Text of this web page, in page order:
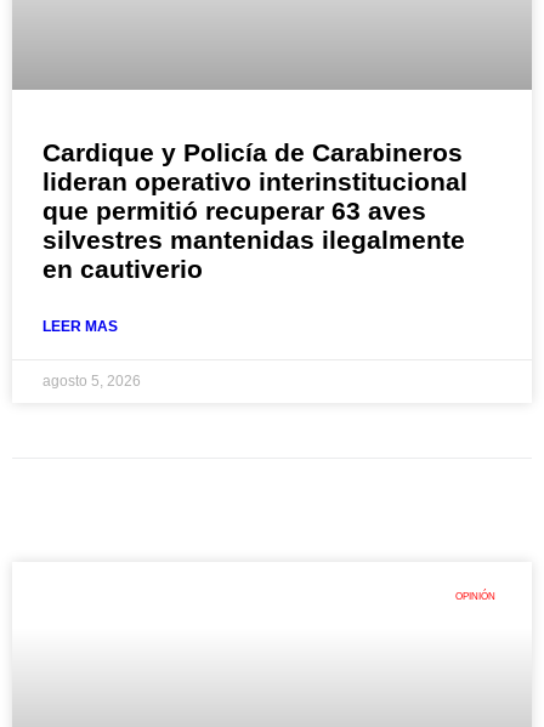
Cardique y Policía de Carabineros
lideran operativo interinstitucional
que permitió recuperar 63 aves
silvestres mantenidas ilegalmente
en cautiverio
LEER MAS
agosto 5, 2026
OPINIÓN